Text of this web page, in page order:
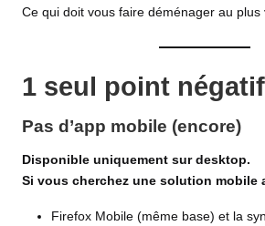
Ce qui doit vous faire déménager au plus
1 seul point négatif
Pas d’app mobile (encore)
Disponible uniquement sur desktop.
Si vous cherchez une solution mobile
Firefox Mobile (même base) et la